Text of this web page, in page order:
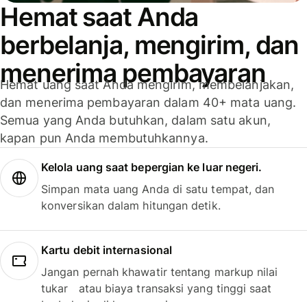
Hemat saat Anda
berbelanja, mengirim, dan
menerima pembayaran
Hemat uang saat Anda mengirim, membelanjakan,
dan menerima pembayaran dalam 40+ mata uang.
Semua yang Anda butuhkan, dalam satu akun,
kapan pun Anda membutuhkannya.
Kelola uang saat bepergian ke luar negeri.
Simpan mata uang Anda di satu tempat, dan
konversikan dalam hitungan detik.
Kartu debit internasional
Jangan pernah khawatir tentang markup nilai
tukar atau biaya transaksi yang tinggi saat